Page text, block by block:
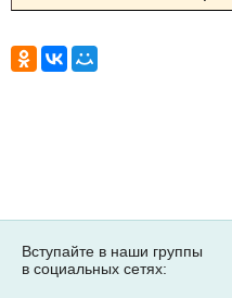
Вступайте в наши группы
в социальных сетях: